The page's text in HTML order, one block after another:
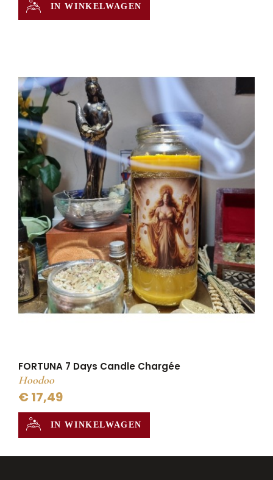
IN WINKELWAGEN
FORTUNA 7 Days Candle Chargée
Hoodoo
€ 17,49
IN WINKELWAGEN